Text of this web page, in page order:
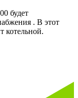
будет
. В этот
котельной.